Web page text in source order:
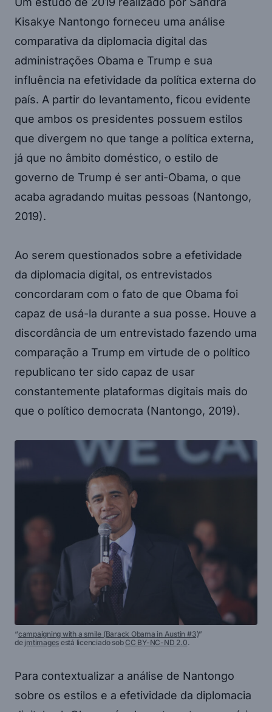
Kisakye Nantongo forneceu uma análise
comparativa da diplomacia digital das
administrações Obama e Trump e sua
influência na efetividade da política externa do
país. A partir do levantamento, ficou evidente
que ambos os presidentes possuem estilos
que divergem no que tange a política externa,
já que no âmbito doméstico, o estilo de
governo de Trump é ser anti-Obama, o que
acaba agradando muitas pessoas (Nantongo,
2019).
Ao serem questionados sobre a efetividade
da diplomacia digital, os entrevistados
concordaram com o fato de que Obama foi
capaz de usá-la durante a sua posse. Houve a
discordância de um entrevistado fazendo uma
comparação a Trump em virtude de o político
republicano ter sido capaz de usar
constantemente plataformas digitais mais do
que o político democrata (Nantongo, 2019).
“campaigning with a smile (Barack Obama in Austin #3)”
de jmtimages está licenciado sobCC BY-NC-ND 2.0.
Para contextualizar a análise de Nantongo
sobre os estilos e a efetividade da diplomacia